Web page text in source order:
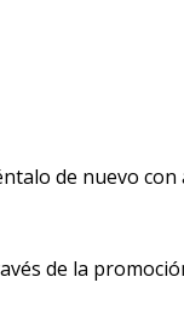
de nuevo
de la